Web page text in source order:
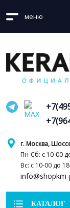
меню
г. Москва,
Пн-Сб: с 10-00
Вс: с 10-00 до
КАТАЛОГ